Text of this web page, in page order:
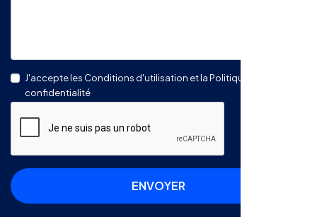
J'accepte les Conditions d'utilisation et la Politique de
confidentialité
ENVOYER